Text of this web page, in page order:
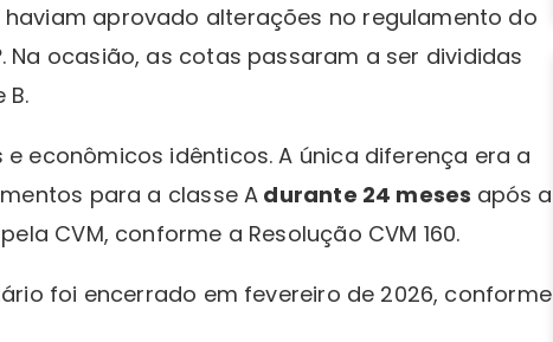
aprovado alterações no regulamento do
. Na ocasião, as cotas passaram a ser divididas
B.
econômicos idênticos. A única diferença era a
para a classe A durante 24 meses após a
CVM, conforme a Resolução CVM 160.
foi encerrado em fevereiro de 2026, conforme